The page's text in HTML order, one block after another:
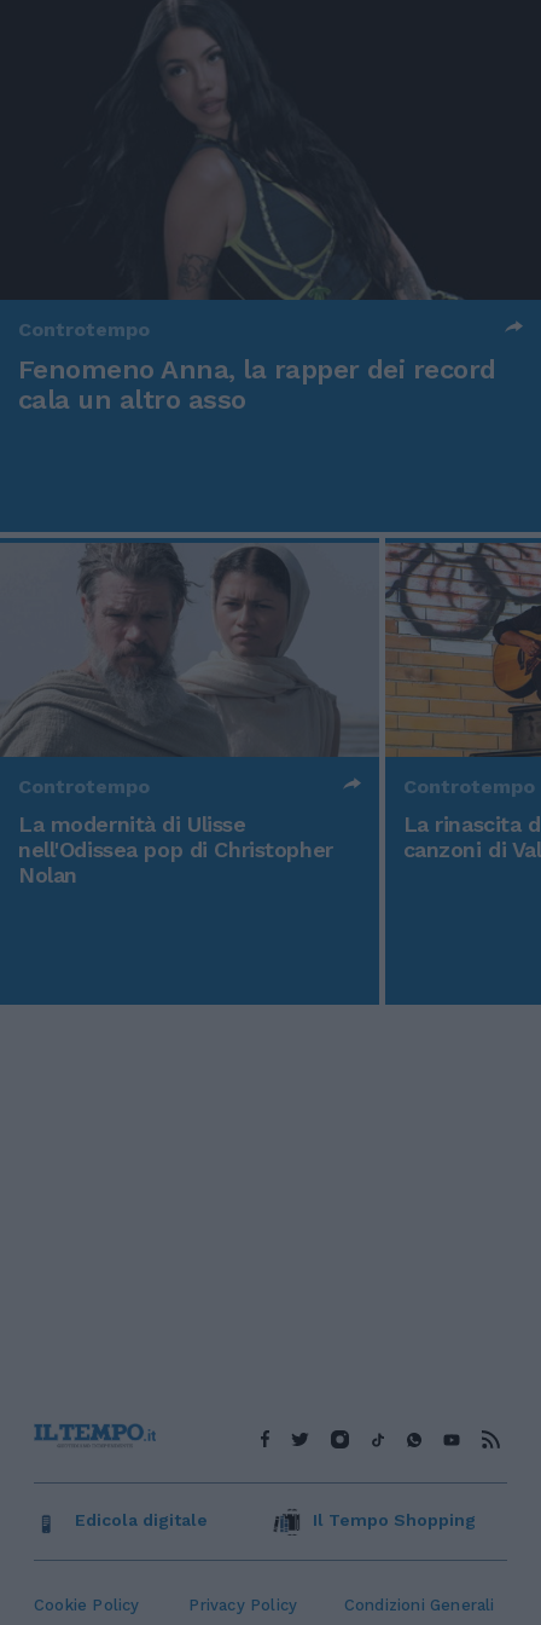
Controtempo
Fenomeno Anna, la rapper dei record
cala un altro asso
Controtempo
La modernità di Ulisse
nell'Odissea pop di Christopher
Nolan
Controtempo
La rinascita
canzoni di
Cookie Policy Privacy Policy Condizioni Generali
Edicola digitale Il Tempo Shopping